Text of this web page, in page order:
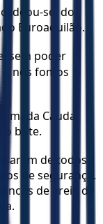
se, do
Euroaquilão.
sem poder
e nos fomos
Cauda,
o bote.
de todos
de segurança.
de areia de